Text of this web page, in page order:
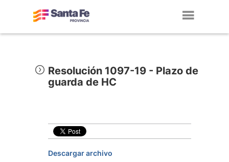
Resolución 1097-19 - Plazo de
guarda de HC
Descargar archivo